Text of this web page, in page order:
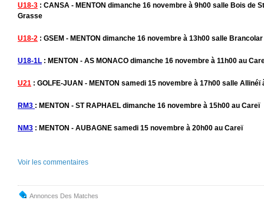
U18-3 : CANSA - MENTON dimanche 16 novembre à 9h00 salle Bois de
Grasse
U18-2 : GSEM - MENTON dimanche 16 novembre à 13h00 salle
U18-1L : MENTON - AS MONACO dimanche 16 novembre à 11h00 au
U21 : GOLFE-JUAN - MENTON samedi 15 novembre à 17h00 salle Allinéï
RM3 : MENTON - ST RAPHAEL dimanche 16 novembre à 15h00 au Careï
NM3 : MENTON - AUBAGNE samedi 15 novembre à 20h00 au Careï
Voir les commentaires
Annonces Des Matches